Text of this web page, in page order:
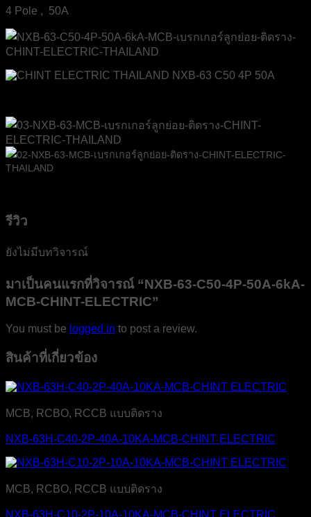
4 Pole , 50A
รีวิว
ยังไม่มีบทวิจารณ์
มาเป็นคนแรกที่วิจารณ์ “NXB-63-C50-4P-50A-6kA-
MCB-CHINT-ELECTRIC”
You must be logged in to post a review.
สินค้าที่เกี่ยวข้อง
MCB, RCBO, RCCB แบบติดราง
NXB-63H-C40-2P-40A-10KA-MCB-CHINT ELECTRIC
MCB, RCBO, RCCB แบบติดราง